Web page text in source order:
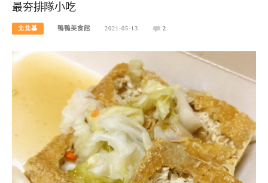
最夯排隊小吃
北北基 鴨鴨美食館 2021-05-13 2